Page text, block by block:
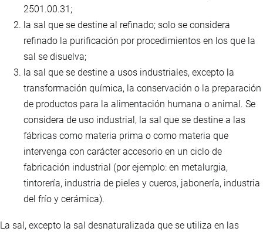
2501.00.31;
la sal que se destine al refinado; solo se considera
refinado la purificación por procedimientos en los que la
sal se disuelva;
la sal que se destine a usos industriales, excepto la
transformación química, la conservación o la preparación
de productos para la alimentación humana o animal. Se
considera de uso industrial, la sal que se destine a las
fábricas como materia prima o como materia que
intervenga con carácter accesorio en un ciclo de
fabricación industrial (por ejemplo: en metalurgia,
tintorería, industria de pieles y cueros, jabonería, industria
del frío y cerámica).
La sal, excepto la sal desnaturalizada que se utiliza en las